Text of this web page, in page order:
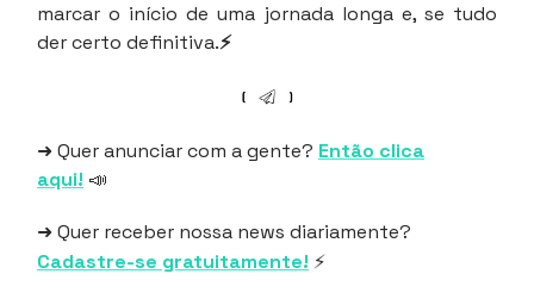
marcar o início de uma jornada longa e, se tudo
der certo definitiva.⚡
➜ Quer anunciar com a gente? Então clica
aqui! 📣
➜ Quer receber nossa news diariamente?
Cadastre-se gratuitamente! ⚡